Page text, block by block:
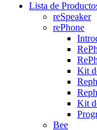
Lista de
reSpeaker
rePhone
Kit
Kit
Bee